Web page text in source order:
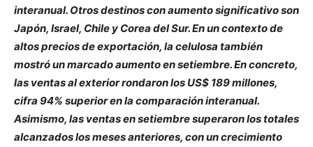
interanual. Otros destinos con aumento significativo son
Japón, Israel, Chile y Corea del Sur. En un contexto de
altos precios de exportación, la celulosa también
mostró un marcado aumento en setiembre. En concreto,
las ventas al exterior rondaron los US$ 189 millones,
cifra 94% superior en la comparación interanual.
Asimismo, las ventas en setiembre superaron los totales
alcanzados los meses anteriores, con un crecimiento